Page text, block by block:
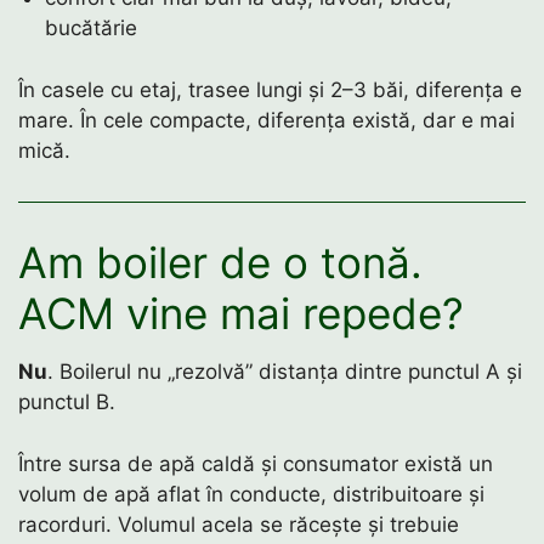
bucătărie
În casele cu etaj, trasee lungi și 2–3 băi, diferența e
mare. În cele compacte, diferența există, dar e mai
mică.
Am boiler de o tonă.
ACM vine mai repede?
Nu. Boilerul nu „rezolvă” distanța dintre punctul A și
punctul B.
Între sursa de apă caldă și consumator există un
volum de apă aflat în conducte, distribuitoare și
racorduri. Volumul acela se răcește și trebuie